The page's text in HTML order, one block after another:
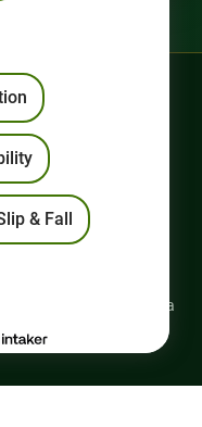
sa Motorsiklo
sa Nursing Home
sa Semi Truck
ng mga Manggagawa
& Fall